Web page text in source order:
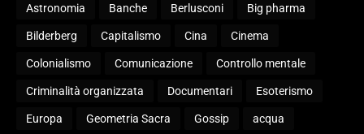
Astronomia Banche Berlusconi Big pharma
Bilderberg Capitalismo Cina Cinema
Colonialismo Comunicazione Controllo mentale
Criminalità organizzata Documentari Esoterismo
Europa Geometria Sacra Gossip acqua